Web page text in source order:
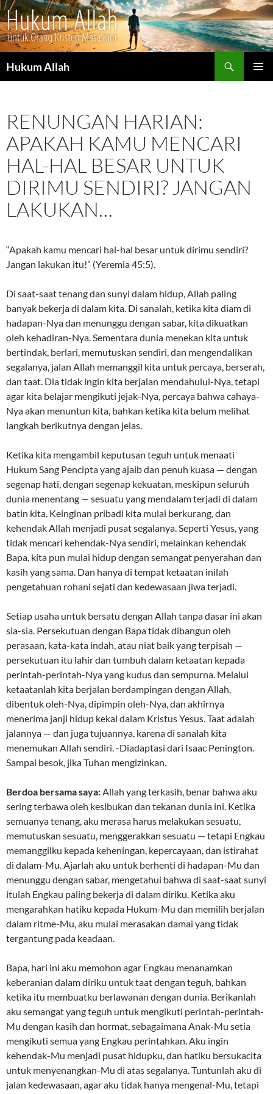
Hukum Allah
RENUNGAN HARIAN:
APAKAH KAMU MENCARI
HAL-HAL BESAR UNTUK
DIRIMU SENDIRI? JANGAN
LAKUKAN…
“Apakah kamu mencari hal-hal besar untuk dirimu sendiri?
Jangan lakukan itu!” (Yeremia 45:5).
Di saat-saat tenang dan sunyi dalam hidup, Allah paling
banyak bekerja di dalam kita. Di sanalah, ketika kita diam di
hadapan-Nya dan menunggu dengan sabar, kita dikuatkan
oleh kehadiran-Nya. Sementara dunia menekan kita untuk
bertindak, berlari, memutuskan sendiri, dan mengendalikan
segalanya, jalan Allah memanggil kita untuk percaya, berserah,
dan taat. Dia tidak ingin kita berjalan mendahului-Nya, tetapi
agar kita belajar mengikuti jejak-Nya, percaya bahwa cahaya-
Nya akan menuntun kita, bahkan ketika kita belum melihat
langkah berikutnya dengan jelas.
Ketika kita mengambil keputusan teguh untuk menaati
Hukum Sang Pencipta yang ajaib dan penuh kuasa — dengan
segenap hati, dengan segenap kekuatan, meskipun seluruh
dunia menentang — sesuatu yang mendalam terjadi di dalam
batin kita. Keinginan pribadi kita mulai berkurang, dan
kehendak Allah menjadi pusat segalanya. Seperti Yesus, yang
tidak mencari kehendak-Nya sendiri, melainkan kehendak
Bapa, kita pun mulai hidup dengan semangat penyerahan dan
kasih yang sama. Dan hanya di tempat ketaatan inilah
pengetahuan rohani sejati dan kedewasaan jiwa terjadi.
Setiap usaha untuk bersatu dengan Allah tanpa dasar ini akan
sia-sia. Persekutuan dengan Bapa tidak dibangun oleh
perasaan, kata-kata indah, atau niat baik yang terpisah —
persekutuan itu lahir dan tumbuh dalam ketaatan kepada
perintah-perintah-Nya yang kudus dan sempurna. Melalui
ketaatanlah kita berjalan berdampingan dengan Allah,
dibentuk oleh-Nya, dipimpin oleh-Nya, dan akhirnya
menerima janji hidup kekal dalam Kristus Yesus. Taat adalah
jalannya — dan juga tujuannya, karena di sanalah kita
menemukan Allah sendiri. -Diadaptasi dari Isaac Penington.
Sampai besok, jika Tuhan mengizinkan.
Berdoa bersama saya:Allah yang terkasih, benar bahwa aku
sering terbawa oleh kesibukan dan tekanan dunia ini. Ketika
semuanya tenang, aku merasa harus melakukan sesuatu,
memutuskan sesuatu, menggerakkan sesuatu — tetapi Engkau
memanggilku kepada keheningan, kepercayaan, dan istirahat
di dalam-Mu. Ajarlah aku untuk berhenti di hadapan-Mu dan
menunggu dengan sabar, mengetahui bahwa di saat-saat sunyi
itulah Engkau paling bekerja di dalam diriku. Ketika aku
mengarahkan hatiku kepada Hukum-Mu dan memilih berjalan
dalam ritme-Mu, aku mulai merasakan damai yang tidak
tergantung pada keadaan.
Bapa, hari ini aku memohon agar Engkau menanamkan
keberanian dalam diriku untuk taat dengan teguh, bahkan
ketika itu membuatku berlawanan dengan dunia. Berikanlah
aku semangat yang teguh untuk mengikuti perintah-perintah-
Mu dengan kasih dan hormat, sebagaimana Anak-Mu setia
mengikuti semua yang Engkau perintahkan. Aku ingin
kehendak-Mu menjadi pusat hidupku, dan hatiku bersukacita
untuk menyenangkan-Mu di atas segalanya. Tuntunlah aku di
jalan kedewasaan, agar aku tidak hanya mengenal-Mu, tetapi